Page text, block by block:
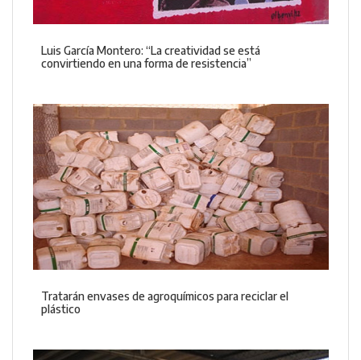
Luis García Montero: “La creatividad se está
convirtiendo en una forma de resistencia”
Tratarán envases de agroquímicos para reciclar el
plástico